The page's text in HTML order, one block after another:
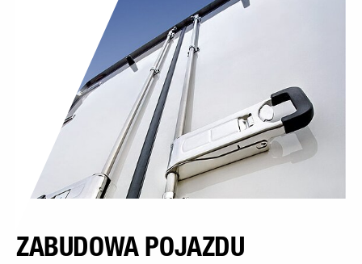
ZABUDOWA POJAZDU